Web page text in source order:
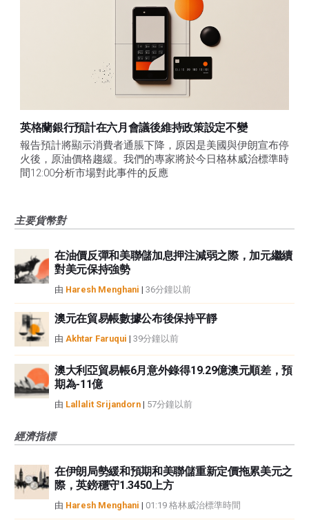
英格蘭銀行預計在六月會議後維持政策設定不變
報告預計將顯示消費者通脹下降，原因是美國與伊朗宣布停
火後，原油價格趨緩。我們的專家將於今日格林威治標準時
間12:00分析市場對此事件的反應
主要貨幣對
在油價反彈和美聯儲加息押注減弱之際，加元繼續
對美元保持強勢
由 Haresh Menghani | 36分鐘以前
澳元在貿易帳數據公布後保持平靜
由 Akhtar Faruqui | 39分鐘以前
澳大利亞貿易帳6月意外錄得19.29億澳元順差，預
期為-11億
由 Lallalit Srijandorn | 57分鐘以前
經濟指標
在伊朗局勢緩和預期和美聯儲重新定價拖累美元之
際，英鎊穩守1.3450上方
由 Haresh Menghani | 01:19 格林威治標準時間